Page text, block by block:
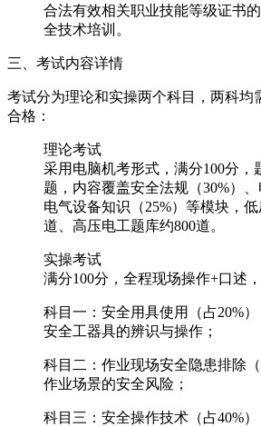
合法有效相关职业技能等级证书
全技术培训。
三、考试内容详情
考试分为理论和实操两个科目，两科均
合格：
‌理论考试‌
采用电脑机考形式，满分100分，
题，内容覆盖安全法规（30%）、
电气设备知识（25%）等模块，
道、高压电工题库约800道。
‌实操考试‌
满分100分，全程现场操作+口述
科目一：安全用具使用（占20%）
安全工器具的辨识与操作；
科目二：作业现场安全隐患排除
作业场景的安全风险；
科目三：安全操作技术（占40%